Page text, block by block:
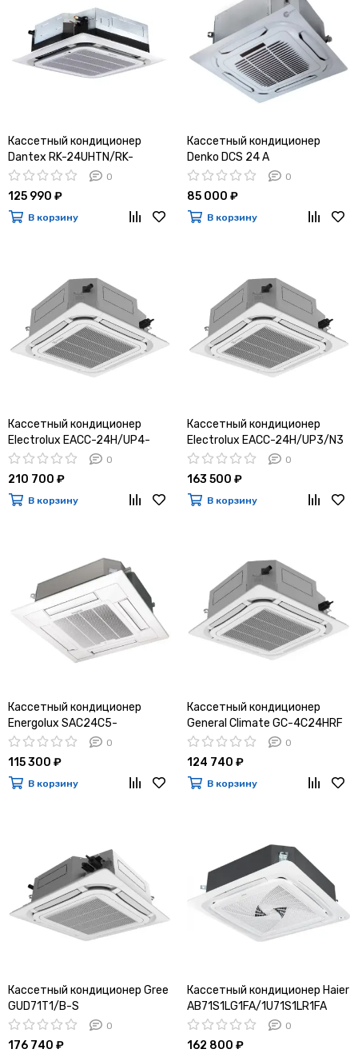
Кассетный кондиционер
Dantex RK-24UHTN/RK-
24HTNE-W
0
125 990 ₽
В корзину
Кассетный кондиционер
Denko DCS 24 A
0
85 000 ₽
В корзину
Кассетный кондиционер
Electrolux EACC-24H/UP4-
DC/N8
0
210 700 ₽
В корзину
Кассетный кондиционер
Electrolux EACС-24H/UP3/N3
0
163 500 ₽
В корзину
Кассетный кондиционер
Energolux SAC24C5-
A/SAU24U5-A
0
115 300 ₽
В корзину
Кассетный кондиционер
General Climate GC-4C24HRF
/ GU-U24HF
0
124 740 ₽
В корзину
Кассетный кондиционер Gree
GUD71T1/B-S
0
176 740 ₽
Кассетный кондиционер Haier
AB71S1LG1FA/1U71S1LR1FA
0
162 800 ₽